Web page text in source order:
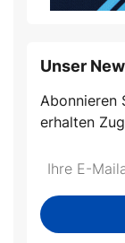
Unser
Abonnieren
erhalten
Do
fill
this
*Ihre
Mailadresse: